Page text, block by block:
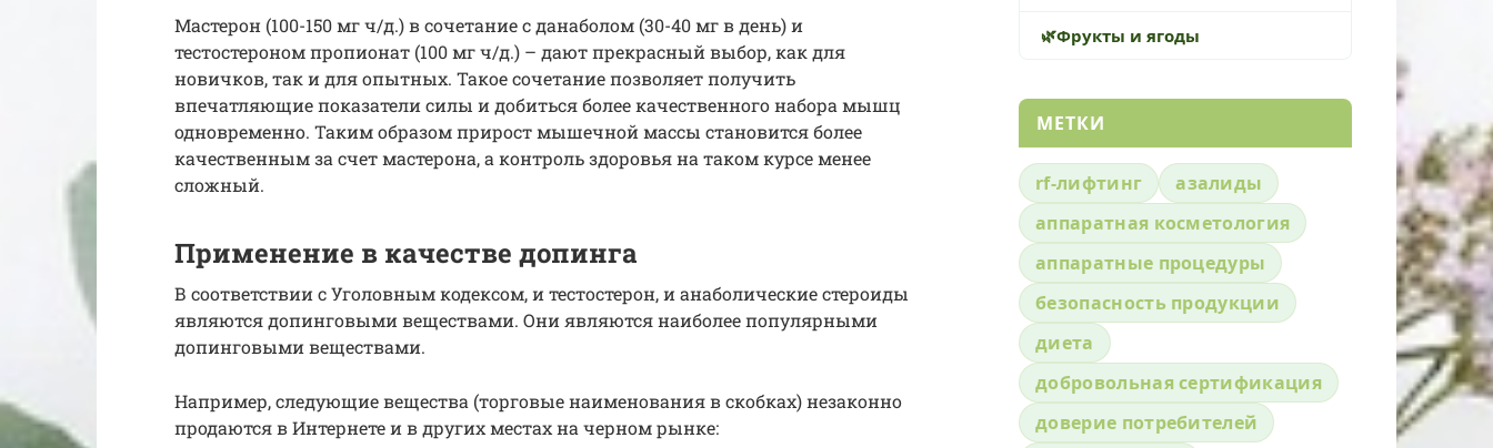
Мастерон (100-150 мг ч/д.) в сочетание с данаболом (30-40 мг в день) и
тестостероном пропионат (100 мг ч/д.) – дают прекрасный выбор, как для
новичков, так и для опытных. Такое сочетание позволяет получить
впечатляющие показатели силы и добиться более качественного набора мышц
одновременно. Таким образом прирост мышечной массы становится более
качественным за счет мастерона, а контроль здоровья на таком курсе менее
сложный.
Применение в качестве допинга
В соответствии с Уголовным кодексом, и тестостерон, и анаболические стероиды
являются допинговыми веществами. Они являются наиболее популярными
допинговыми веществами.
Например, следующие вещества (торговые наименования в скобках) незаконно
продаются в Интернете и в других местах на черном рынке:
Фрукты и ягоды
МЕТКИ
rf-лифтинг
азалиды
аппаратная косметология
аппаратные процедуры
безопасность продукции
диета
добровольная сертификация
доверие потребителей